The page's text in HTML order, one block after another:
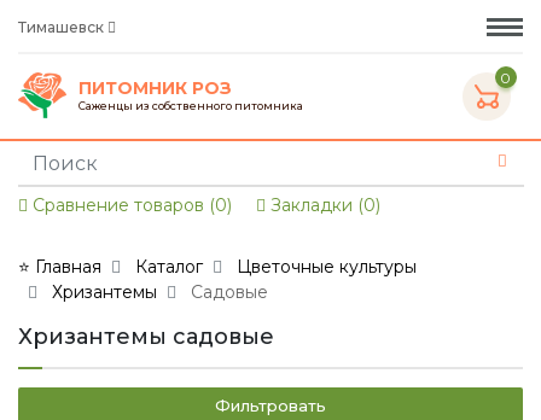
Тимашевск
ПИТОМНИК РОЗ
Саженцы из собственного питомника
0
Сравнение товаров (0) Закладки (0)
⭐ Главная Каталог
Цветочные культуры
Хризантемы
Садовые
Хризантемы садовые
Фильтровать